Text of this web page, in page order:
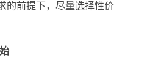
的前提下，尽量选择性价